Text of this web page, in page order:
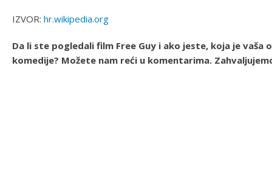
IZVOR: hr.wikipedia.org
Da li ste pogledali film Free Guy i ako jeste, koja je vaša
komedije? Možete nam reći u komentarima.